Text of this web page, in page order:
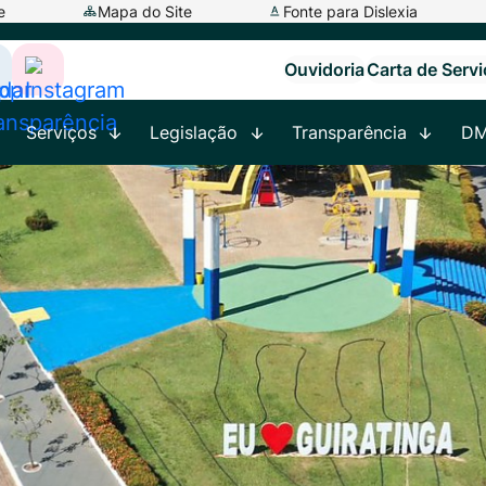
Mapa do Site Fonte para Dislexia
Acessar
a
Rede
Social
Instagram
OuvidoriaCarta de
Serviços Legislação Transparência